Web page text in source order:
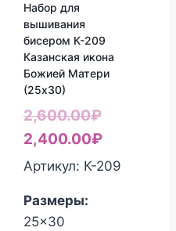
Набор для
вышивания
бисером К-209
Казанская икона
Божией Матери
(25х30)
2,600.00₽
цена
2,400.00₽Текущая
цена:
Артикул: К-209
Размеры:
25x30